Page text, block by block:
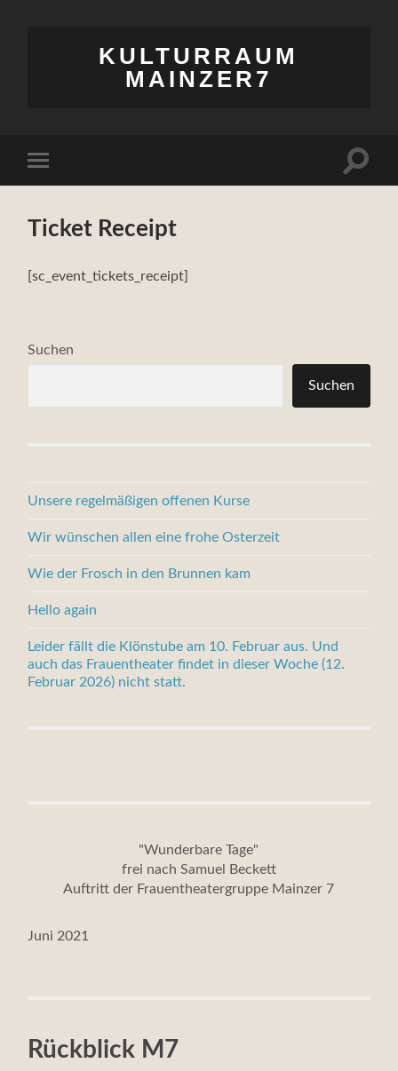
KULTURRAUM
MAINZER7
Menü
Ticket Receipt
[sc_event_tickets_receipt]
Suchen
Suchen
Unsere regelmäßigen offenen Kurse
Wir wünschen allen eine frohe Osterzeit
Wie der Frosch in den Brunnen kam
Hello again
Leider fällt die Klönstube am 10. Februar aus. Und
auch das Frauentheater findet in dieser Woche (12.
Februar 2026) nicht statt.
"Wunderbare Tage"
frei nach Samuel Beckett
Auftritt der Frauentheatergruppe Mainzer 7
Juni 2021
Rückblick M7